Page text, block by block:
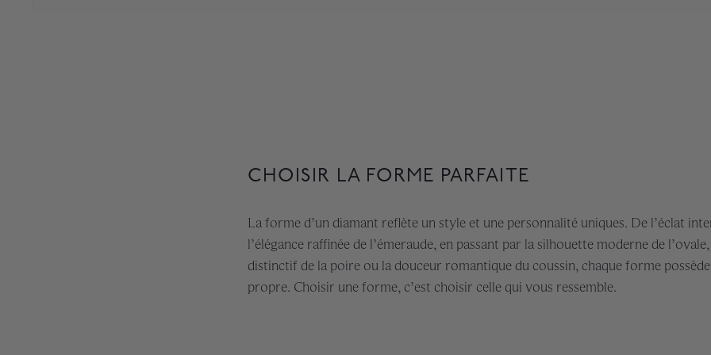
CHOISIR LA FORME PARFAITE
La forme d’un diamant reflète un style et une personnalité uniques. De l’éclat
l’élégance raffinée de l’émeraude, en passant par la silhouette moderne de
distinctif de la poire ou la douceur romantique du coussin, chaque forme
propre. Choisir une forme, c’est choisir celle qui vous ressemble.